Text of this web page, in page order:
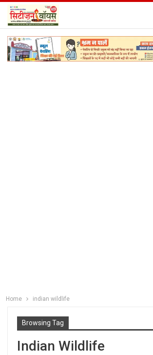
Home indian wildlife
Browsing Tag
Indian Wildlife